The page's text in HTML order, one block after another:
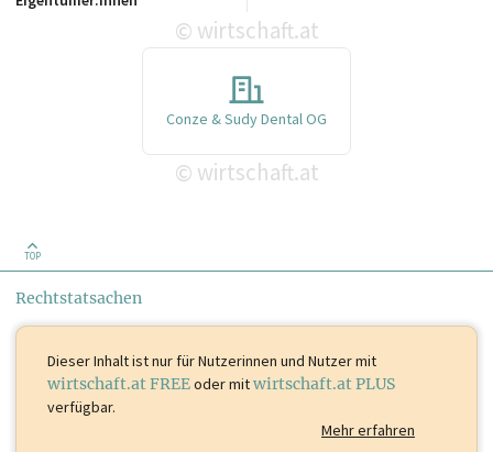
© wirtschaft.at
Conze & Sudy Dental OG
© wirtschaft.at
TOP
Rechtstatsachen
Dieser Inhalt istnur für Nutzerinnen und Nutzer mit
wirtschaft.at FREEoder mitwirtschaft.at PLUS
verfügbar.
Mehr erfahren